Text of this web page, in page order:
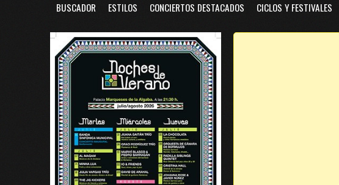
BUSCADOR ESTILOS CONCIERTOS DESTACADOS CICLOS Y FESTIVALES